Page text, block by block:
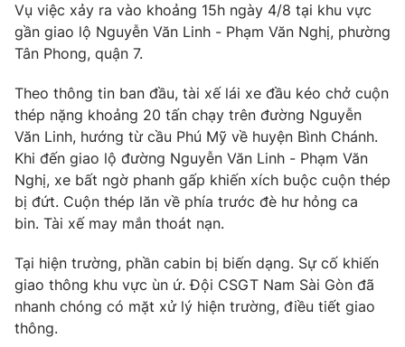
Thế giới đó đây
Kinh tế
Tài chính
Thị trường
Góc doanh nghiệp
Dữ liệu và đời sống
Truyền hình
Phim VTV
Hậu trường
Nhân vật
Khán giả
Giải sao mai
Giải trí
Điện ảnh
Sao
Đời sống
Du lịch
Làm đẹp
Chất lượng cuộc sống
Giáo dục
Tuyển sinh
Công nghệ
Vụ việc xảy ra vào khoảng 15h ngày 4/8 tại khu vực
gần giao lộ Nguyễn Văn Linh - Phạm Văn Nghị, phường
Tân Phong, quận 7.
Theo thông tin ban đầu, tài xế lái xe đầu kéo chở cuộn
thép nặng khoảng 20 tấn chạy trên đường Nguyễn
Văn Linh, hướng từ cầu Phú Mỹ về huyện Bình Chánh.
Khi đến giao lộ đường Nguyễn Văn Linh - Phạm Văn
Nghị, xe bất ngờ phanh gấp khiến xích buộc cuộn thép
bị đứt. Cuộn thép lăn về phía trước đè hư hỏng ca
bin. Tài xế may mắn thoát nạn.
Tại hiện trường, phần cabin bị biến dạng. Sự cố khiến
giao thông khu vực ùn ứ. Đội CSGT Nam Sài Gòn đã
nhanh chóng có mặt xử lý hiện trường, điều tiết giao
thông.